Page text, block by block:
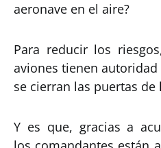
aeronave en el aire?
Para reducir los
aviones tienen
se cierran las puertas de
Y es que, gracias a